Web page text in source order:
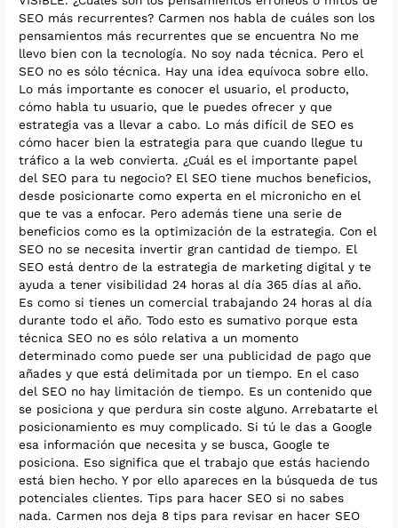
SEO más recurrentes? Carmen nos habla de cuáles son los
pensamientos más recurrentes que se encuentra No me
llevo bien con la tecnología. No soy nada técnica. Pero el
SEO no es sólo técnica. Hay una idea equívoca sobre ello.
Lo más importante es conocer el usuario, el producto,
cómo habla tu usuario, que le puedes ofrecer y que
estrategia vas a llevar a cabo. Lo más difícil de SEO es
cómo hacer bien la estrategia para que cuando llegue tu
tráfico a la web convierta. ¿Cuál es el importante papel
del SEO para tu negocio? El SEO tiene muchos beneficios,
desde posicionarte como experta en el micronicho en el
que te vas a enfocar. Pero además tiene una serie de
beneficios como es la optimización de la estrategia. Con el
SEO no se necesita invertir gran cantidad de tiempo. El
SEO está dentro de la estrategia de marketing digital y te
ayuda a tener visibilidad 24 horas al día 365 días al año.
Es como si tienes un comercial trabajando 24 horas al día
durante todo el año. Todo esto es sumativo porque esta
técnica SEO no es sólo relativa a un momento
determinado como puede ser una publicidad de pago que
añades y que está delimitada por un tiempo. En el caso
del SEO no hay limitación de tiempo. Es un contenido que
se posiciona y que perdura sin coste alguno. Arrebatarte el
posicionamiento es muy complicado. Si tú le das a Google
esa información que necesita y se busca, Google te
posiciona. Eso significa que el trabajo que estás haciendo
está bien hecho. Y por ello apareces en la búsqueda de tus
potenciales clientes. Tips para hacer SEO si no sabes
nada. Carmen nos deja 8 tips para revisar en hacer SEO